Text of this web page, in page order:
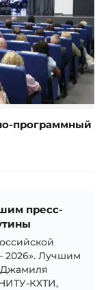
программный
пресс-
2026». Лучшим
Джамиля
КХТИ,